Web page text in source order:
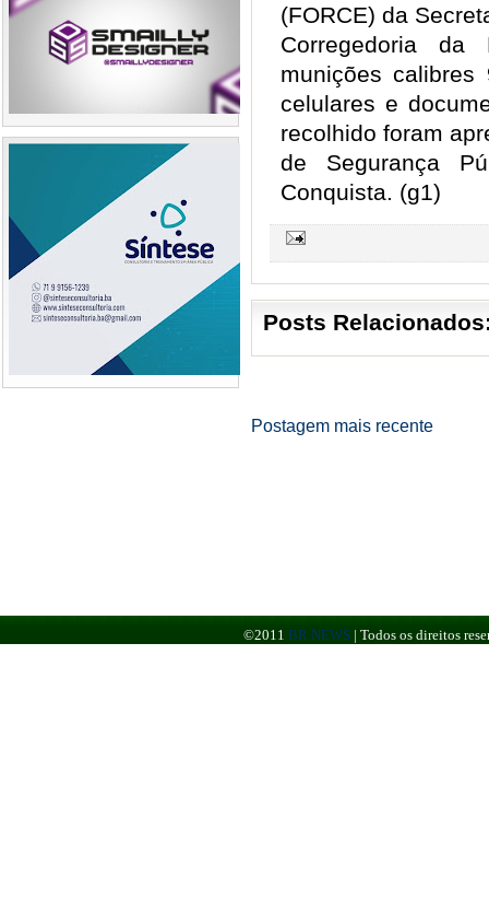
(FORCE) da
Corregedoria da
munições
celulares e
recolhido foram
de Segurança
Conquista. (g1)
Posts
Postagem mais recente
©2011 BR NEWS | Todos os direitos